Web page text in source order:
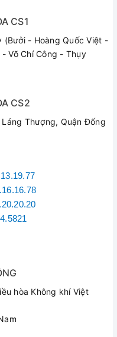
thời gian sử dụng.
bạn sẽ dễ dàng
anod
CS1
(Bưởi - Hoàng Quốc Việt -
Võ Chí Công - Thụy
CS2
Thượng, Quận Đống
hòa Không khí Việt